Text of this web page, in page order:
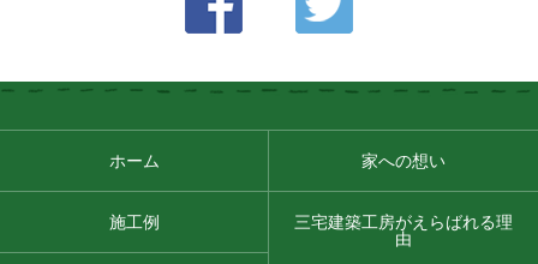
ホーム 家への想い
施工例
三宅建築工房がえらばれる理
由